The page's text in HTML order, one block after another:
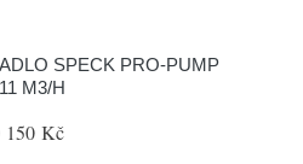
SPECK PRO-PUMP
11 M3/H
150 Kč